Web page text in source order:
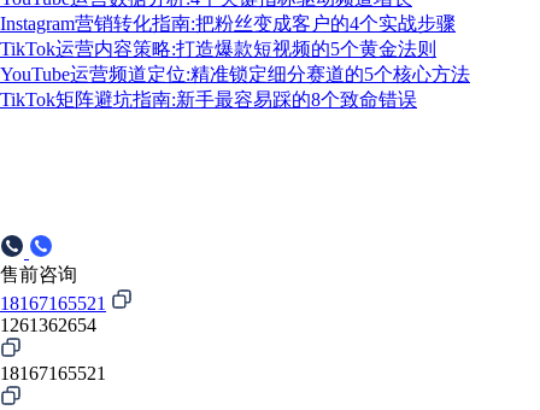
Instagram营销转化指南:把粉丝变成客户的4个实战步骤
TikTok运营内容策略:打造爆款短视频的5个黄金法则
YouTube运营频道定位:精准锁定细分赛道的5个核心方法
TikTok矩阵避坑指南:新手最容易踩的8个致命错误
售前咨询
18167165521
1261362654
18167165521